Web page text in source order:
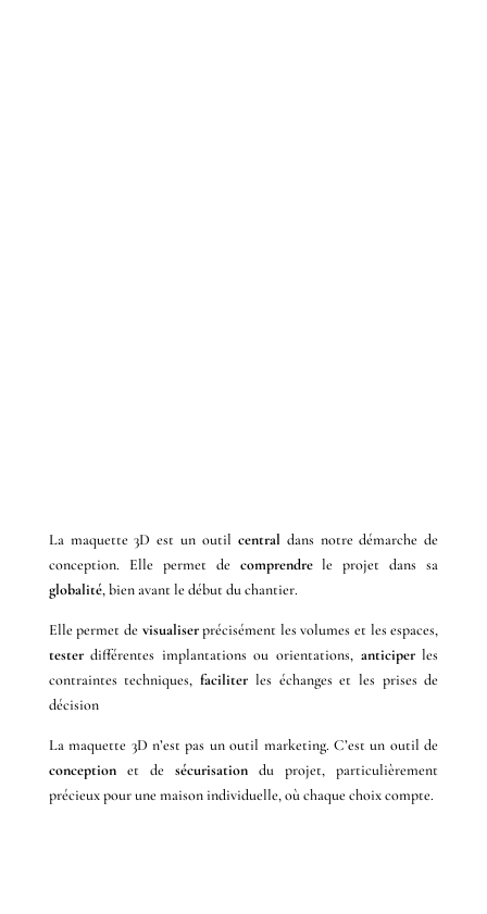
La maquette 3D est un outil central dans notre démarche de
conception. Elle permet de comprendrele projet dans sa
globalité, bien avant le début du chantier.
Elle permet de visualiserprécisément les volumes et les espaces,
testerdifférentes implantations ou orientations, anticiperles
contraintes techniques,faciliter les échanges et les prises de
décision
La maquette 3D n’est pas un outil marketing. C’est un outil de
conceptionet de sécurisation du projet, particulièrement
précieux pour une maison individuelle, où chaque choix compte.